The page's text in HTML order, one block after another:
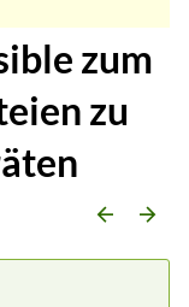
zum
zu
arrow_backward arrow_forward